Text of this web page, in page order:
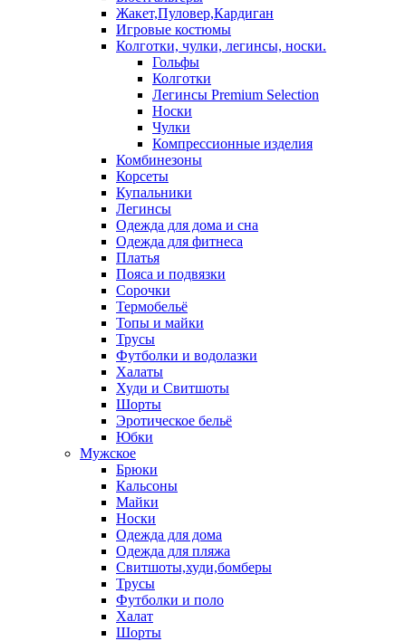
Жакет,Пуловер,Кардиган
Игровые костюмы
Колготки, чулки, легинсы, носки.
Гольфы
Колготки
Легинсы Premium Selection
Носки
Чулки
Компрессионные изделия
Комбинезоны
Корсеты
Купальники
Легинсы
Одежда для дома и сна
Одежда для фитнеса
Платья
Пояса и подвязки
Сорочки
Термобельё
Топы и майки
Трусы
Футболки и водолазки
Халаты
Худи и Свитшоты
Шорты
Эротическое бельё
Юбки
Мужское
Брюки
Кальсоны
Майки
Носки
Одежда для дома
Одежда для пляжа
Свитшоты,худи,бомберы
Трусы
Футболки и поло
Халат
Шорты